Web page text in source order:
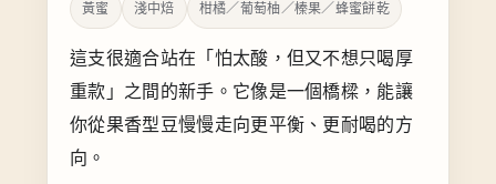
黃蜜 淺中焙 柑橘／葡萄柚／榛果／蜂蜜餅乾
這支很適合站在「怕太酸，但又不想只喝厚
重款」之間的新手。它像是一個橋樑，能讓
你從果香型豆慢慢走向更平衡、更耐喝的方
向。